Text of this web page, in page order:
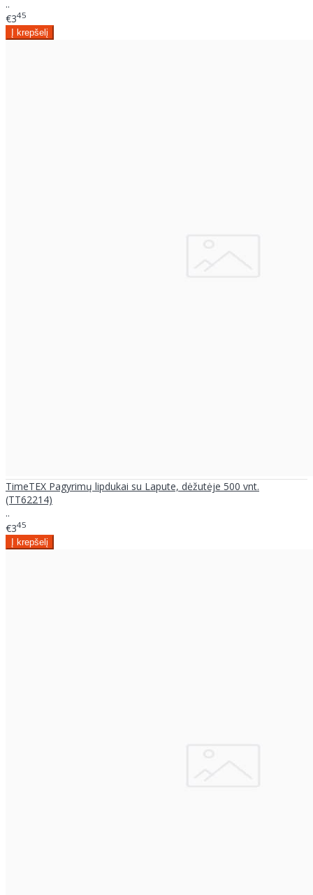
..
€345
TimeTEX Pagyrimų lipdukai su Lapute, dėžutėje 500 vnt.
(TT62214)
..
€345